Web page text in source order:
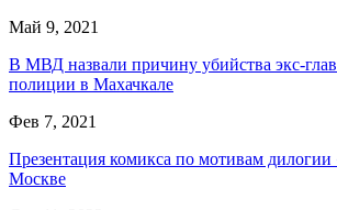
Май 9, 2021
В МВД назвали причину убийства экс-
полиции в Махачкале
Фев 7, 2021
Презентация комикса по мотивам
Москве